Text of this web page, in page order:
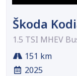
Škoda
1.5 TSI MHEV
151 km
2025